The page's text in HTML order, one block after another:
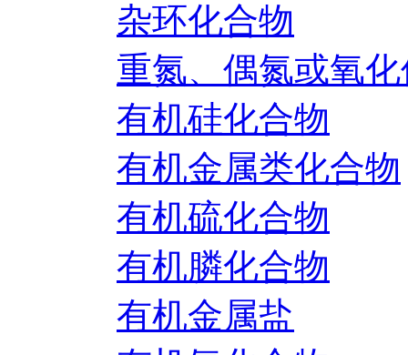
杂环化合物
重氮、偶氮或氧
有机硅化合物
有机金属类化合物
有机硫化合物
有机膦化合物
有机金属盐